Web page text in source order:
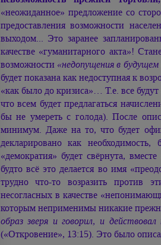
«неожиданное» предложение со
предоставления возможности
выходом... Это заранее
качестве «гуманитарного акта»!
возможности «недопущения в
будет показана как недоступная к
«как было до кризиса»… Т.е. все
что всем будет предлагаться
бы не умереть с голода). После
минимум. Даже на то, что будет
декларировано как
«демократия» будет свёрнута,
будто всё это делается во имя
трудно что-то возразить против
несогласных в качестве
которым неприменимы никакие
образ зверя и говорил, и
(«Откровение», 13:15). Это было